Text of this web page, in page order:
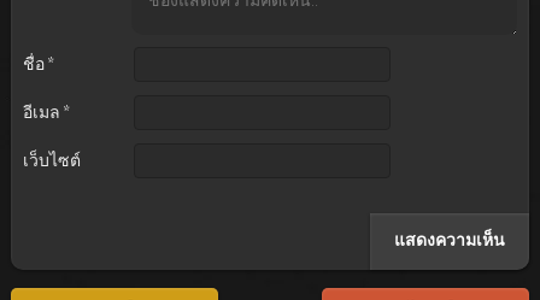
ชื่อ *
อีเมล *
เว็บไซต์